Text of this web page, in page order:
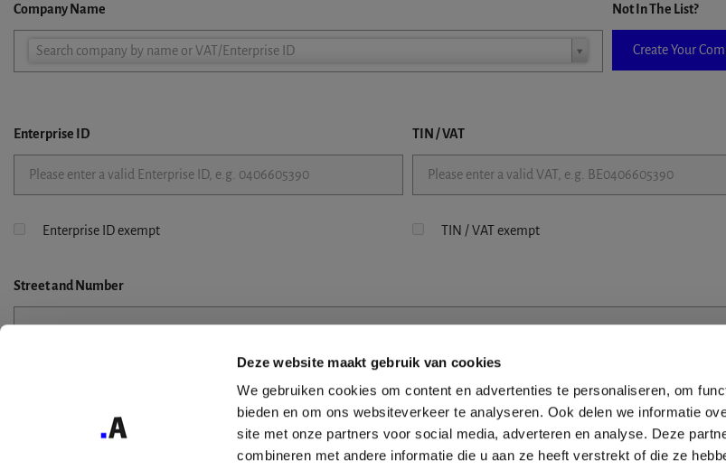
Deze website maakt gebruik van cookies
We gebruiken cookies om content en advertenties te personaliseren, om
bieden en om ons websiteverkeer te analyseren. Ook delen we informatie
site met onze partners voor social media, adverteren en analyse. Deze
combineren met andere informatie die u aan ze heeft verstrekt of die ze
Company Name
Search company by name or VAT/Enterprise ID
Company
Not In The List?
Create Your
Enterprise ID TIN / VAT
Enterprise ID exempt TIN / VAT exempt
Streetand Number